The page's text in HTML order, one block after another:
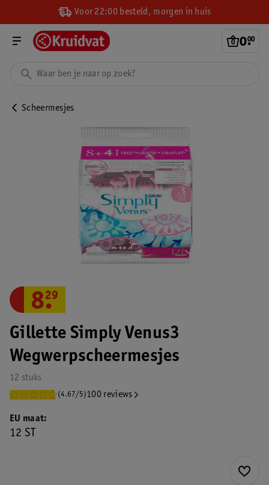
Voor 22:00 besteld, morgen in huis
0.
00
Scheermesjes
Gillette Simply Venus3
Wegwerpscheermesjes
12 stuks
(4.67/5)100 reviews
8.
29
EU maat
12 ST